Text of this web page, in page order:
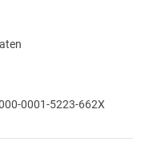
0001-5223-662X